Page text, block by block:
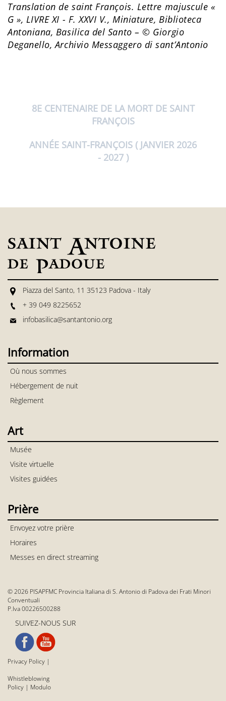
Translation de saint François. Lettre majuscule «
G », LIVRE XI - F. XXVI V., Miniature, Biblioteca
Antoniana, Basilica del Santo – © Giorgio
Deganello, Archivio Messaggero di sant’Antonio
8E CENTENAIRE DE LA MORT DE SAINT
FRANÇOIS
ANNÉE SAINT-FRANÇOIS ( JANVIER 2026
- 2027 )
Piazza del Santo, 11 35123 Padova - Italy
+ 39 049 8225652
infobasilica@santantonio.org
Information
Où nous sommes
Hébergement de nuit
Règlement
Art
Musée
Visite virtuelle
Visites guidées
Prière
Envoyez votre prière
Horaires
Messes en direct streaming
© 2026 PISAPFMC Provincia Italiana di S. Antonio di Padova dei Frati Minori
Conventuali
P.Iva 00226500288
SUIVEZ-NOUS SUR
Privacy Policy |
Whistleblowing
Policy | Modulo